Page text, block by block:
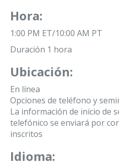
Hora:
1:00 PM ET/10:00 AM PT
Duración 1 hora
Ubicación:
En línea
Opciones de teléfono y
La información de inicio de
telefónico se enviará por
inscritos
Idioma: